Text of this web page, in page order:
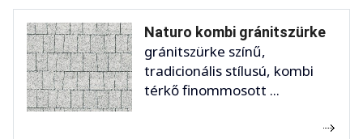
Naturo kombi gránitszürke
gránitszürke színű,
tradicionális stílusú, kombi
térkő finommosott ...